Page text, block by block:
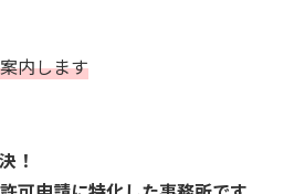
内します
！